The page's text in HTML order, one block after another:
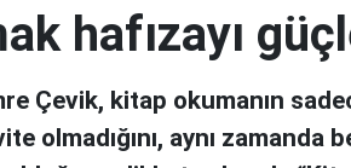
hafızayı
Çevik, kitap okumanın
olmadığını, aynı